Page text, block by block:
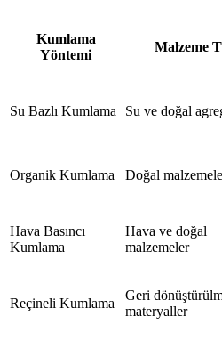
Kumlama
Yöntemi
Malzeme
Su Bazlı Kumlama Su ve doğal
Organik Kumlama Doğal
Hava Basıncı
Kumlama
Hava ve doğal
malzemeler
Reçineli Kumlama
Geri
materyaller